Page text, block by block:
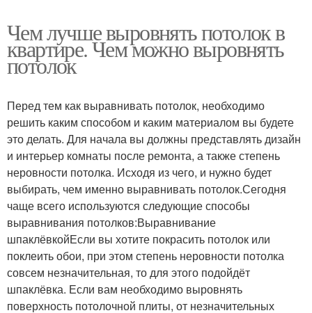
Чем лучше выровнять потолок в
квартире. Чем можно выровнять
потолок
Перед тем как выравнивать потолок, необходимо
решить каким способом и каким материалом вы будете
это делать. Для начала вы должны представлять дизайн
и интерьер комнаты после ремонта, а также степень
неровности потолка. Исходя из чего, и нужно будет
выбирать, чем именно выравнивать потолок.Сегодня
чаще всего используются следующие способы
выравнивания потолков:Выравнивание
шпаклёвкойЕсли вы хотите покрасить потолок или
поклеить обои, при этом степень неровности потолка
совсем незначительная, то для этого подойдёт
шпаклёвка. Если вам необходимо выровнять
поверхность потолочной плиты, от незначительных